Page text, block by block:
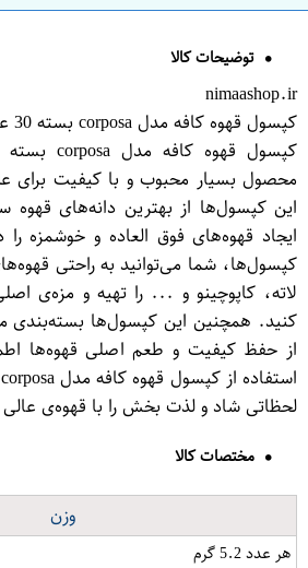
توضیحات کالا
nimaashop.ir
کپسول قهوه کافه مدل corposa بسته 30 عددی مانوئل
محصول بسیار محبوب و با کیفیت برای
این کپسول‌ها از بهترین دانه‌های قهوه
ایجاد قهوه‌های فوق العاده و خوشمزه را
کپسول‌ها، شما می‌توانید به راحتی
لاته، کاپوچینو و ... را تهیه و مزه‌ی
کنید. همچنین این کپسول‌ها بسته‌بندی
از حفظ کیفیت و طعم اصلی قهوه‌ها
لحظاتی شاد و لذت بخش را با قهوه‌ی
مختصات کالا
وزن
هر عدد 5.2 گرم